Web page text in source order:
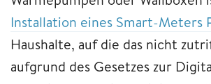
Installation eines Smart-Meters
Haushalte, auf die das nicht
aufgrund des Gesetzes zur